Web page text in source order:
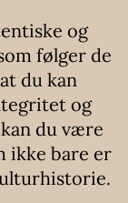
og
følger de
du kan
og
du være
ikke bare er